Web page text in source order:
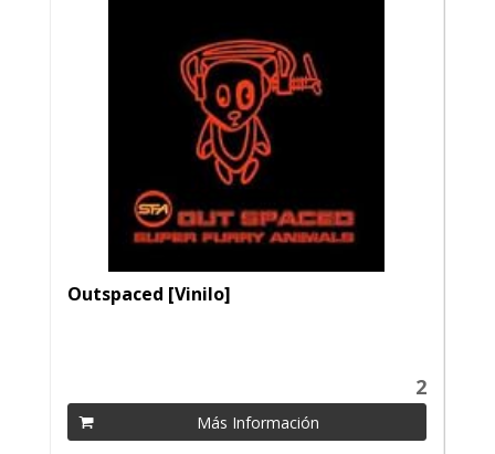
Outspaced [Vinilo]
2
Más Información